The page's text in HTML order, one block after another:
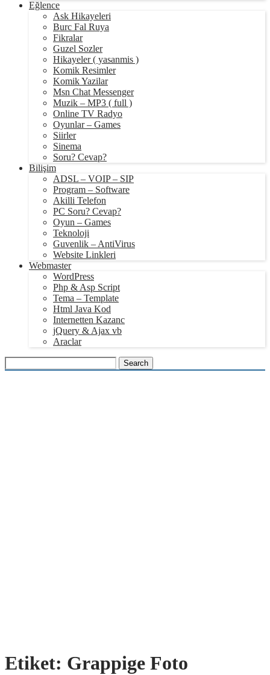
Eğlence
Ask Hikayeleri
Burc Fal Ruya
Fikralar
Guzel Sozler
Hikayeler ( yasanmis )
Komik Resimler
Komik Yazilar
Msn Chat Messenger
Muzik – MP3 ( full )
Online TV Radyo
Oyunlar – Games
Siirler
Sinema
Soru? Cevap?
Bilişim
ADSL – VOIP – SIP
Program – Software
Akilli Telefon
PC Soru? Cevap?
Oyun – Games
Teknoloji
Guvenlik – AntiVirus
Website Linkleri
Webmaster
WordPress
Php & Asp Script
Tema – Template
Html Java Kod
Internetten Kazanc
jQuery & Ajax vb
Araclar
Etiket: Grappige Foto